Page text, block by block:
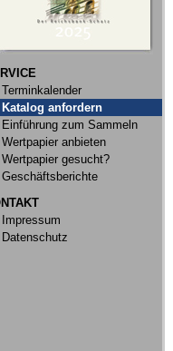
Terminkalender
Katalog anfordern
Einführung zum Sammeln
Wertpapier anbieten
Wertpapier gesucht?
Geschäftsberichte
Impressum
Datenschutz